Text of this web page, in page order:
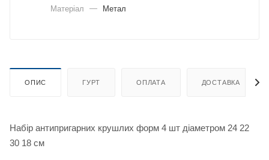
Матеріал
— Метал
ОПИС ГУРТ ОПЛАТА ДОСТАВКА
Набір антипригарних крушлих форм 4 шт діаметром 24 22
30 18 см